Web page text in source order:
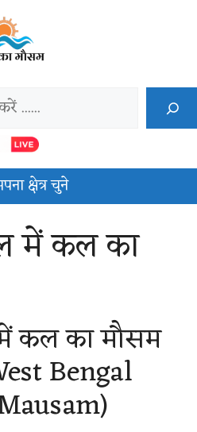
क्षेत्र चुने
में कल का
कल का मौसम
Bengal